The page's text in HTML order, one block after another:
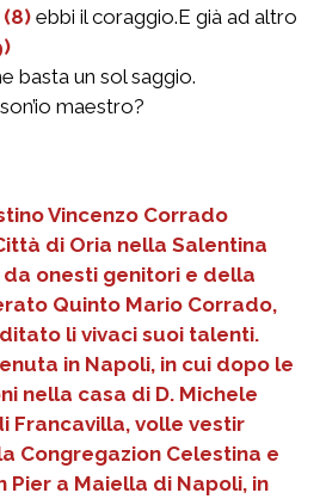
(8) ebbi il coraggio.E già ad altro
basta un sol saggio.
maestro?
Vincenzo Corrado
di Oria nella Salentina
da onesti genitori e della
Quinto Mario Corrado,
li vivaci suoi talenti.
in Napoli, in cui dopo le
nella casa di D. Michele
Francavilla, volle vestir
Congregazion Celestina e
Pier a Maiella di Napoli, in